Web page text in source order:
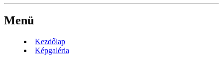
Menü
Kezdőlap
Képgaléria